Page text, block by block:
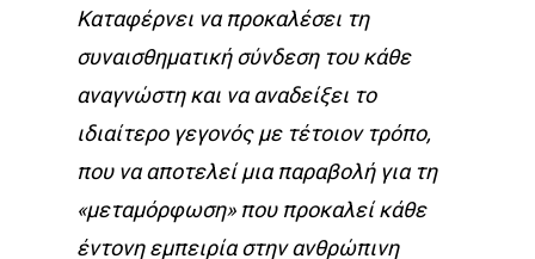
Καταφέρνει να προκαλέσει τη
συναισθηματική σύνδεση του κάθε
αναγνώστη και να αναδείξει το
ιδιαίτερο γεγονός με τέτοιον τρόπο,
που να αποτελεί μια παραβολή για τη
«μεταμόρφωση» που προκαλεί κάθε
έντονη εμπειρία στην ανθρώπινη